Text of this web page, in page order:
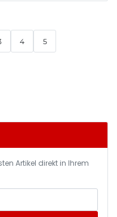
4 5
Artikel direkt in Ihrem